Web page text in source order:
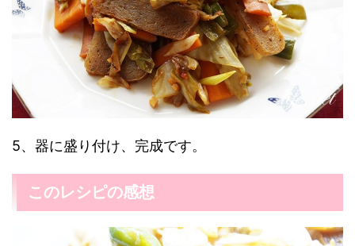
5、器に盛り付け、完成です。
このレシピの感想